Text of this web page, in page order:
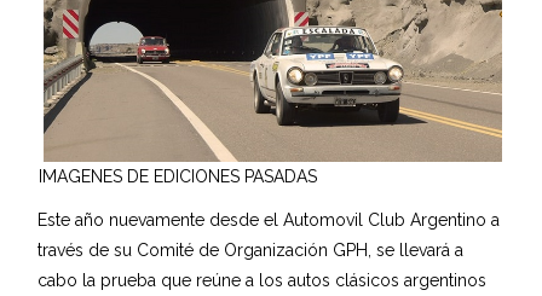
IMAGENES DE EDICIONES PASADAS
Este año nuevamente desde el Automovil Club Argentino a
través de su Comité de Organización GPH, se llevará a
cabo la prueba que reúne a los autos clásicos argentinos